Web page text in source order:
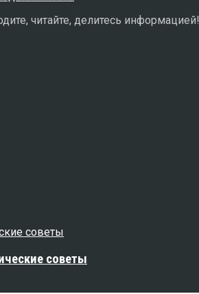
читайте, делитесь информацией!
советы